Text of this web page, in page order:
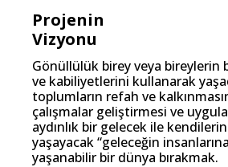
Projenin
Vizyonu
Gönüllülük birey veya bireylerin
ve kabiliyetlerini kullanarak
toplumların refah ve
çalışmalar geliştirmesi ve
aydınlık bir gelecek ile
yaşayacak “geleceğin
yaşanabilir bir dünya bırakmak.